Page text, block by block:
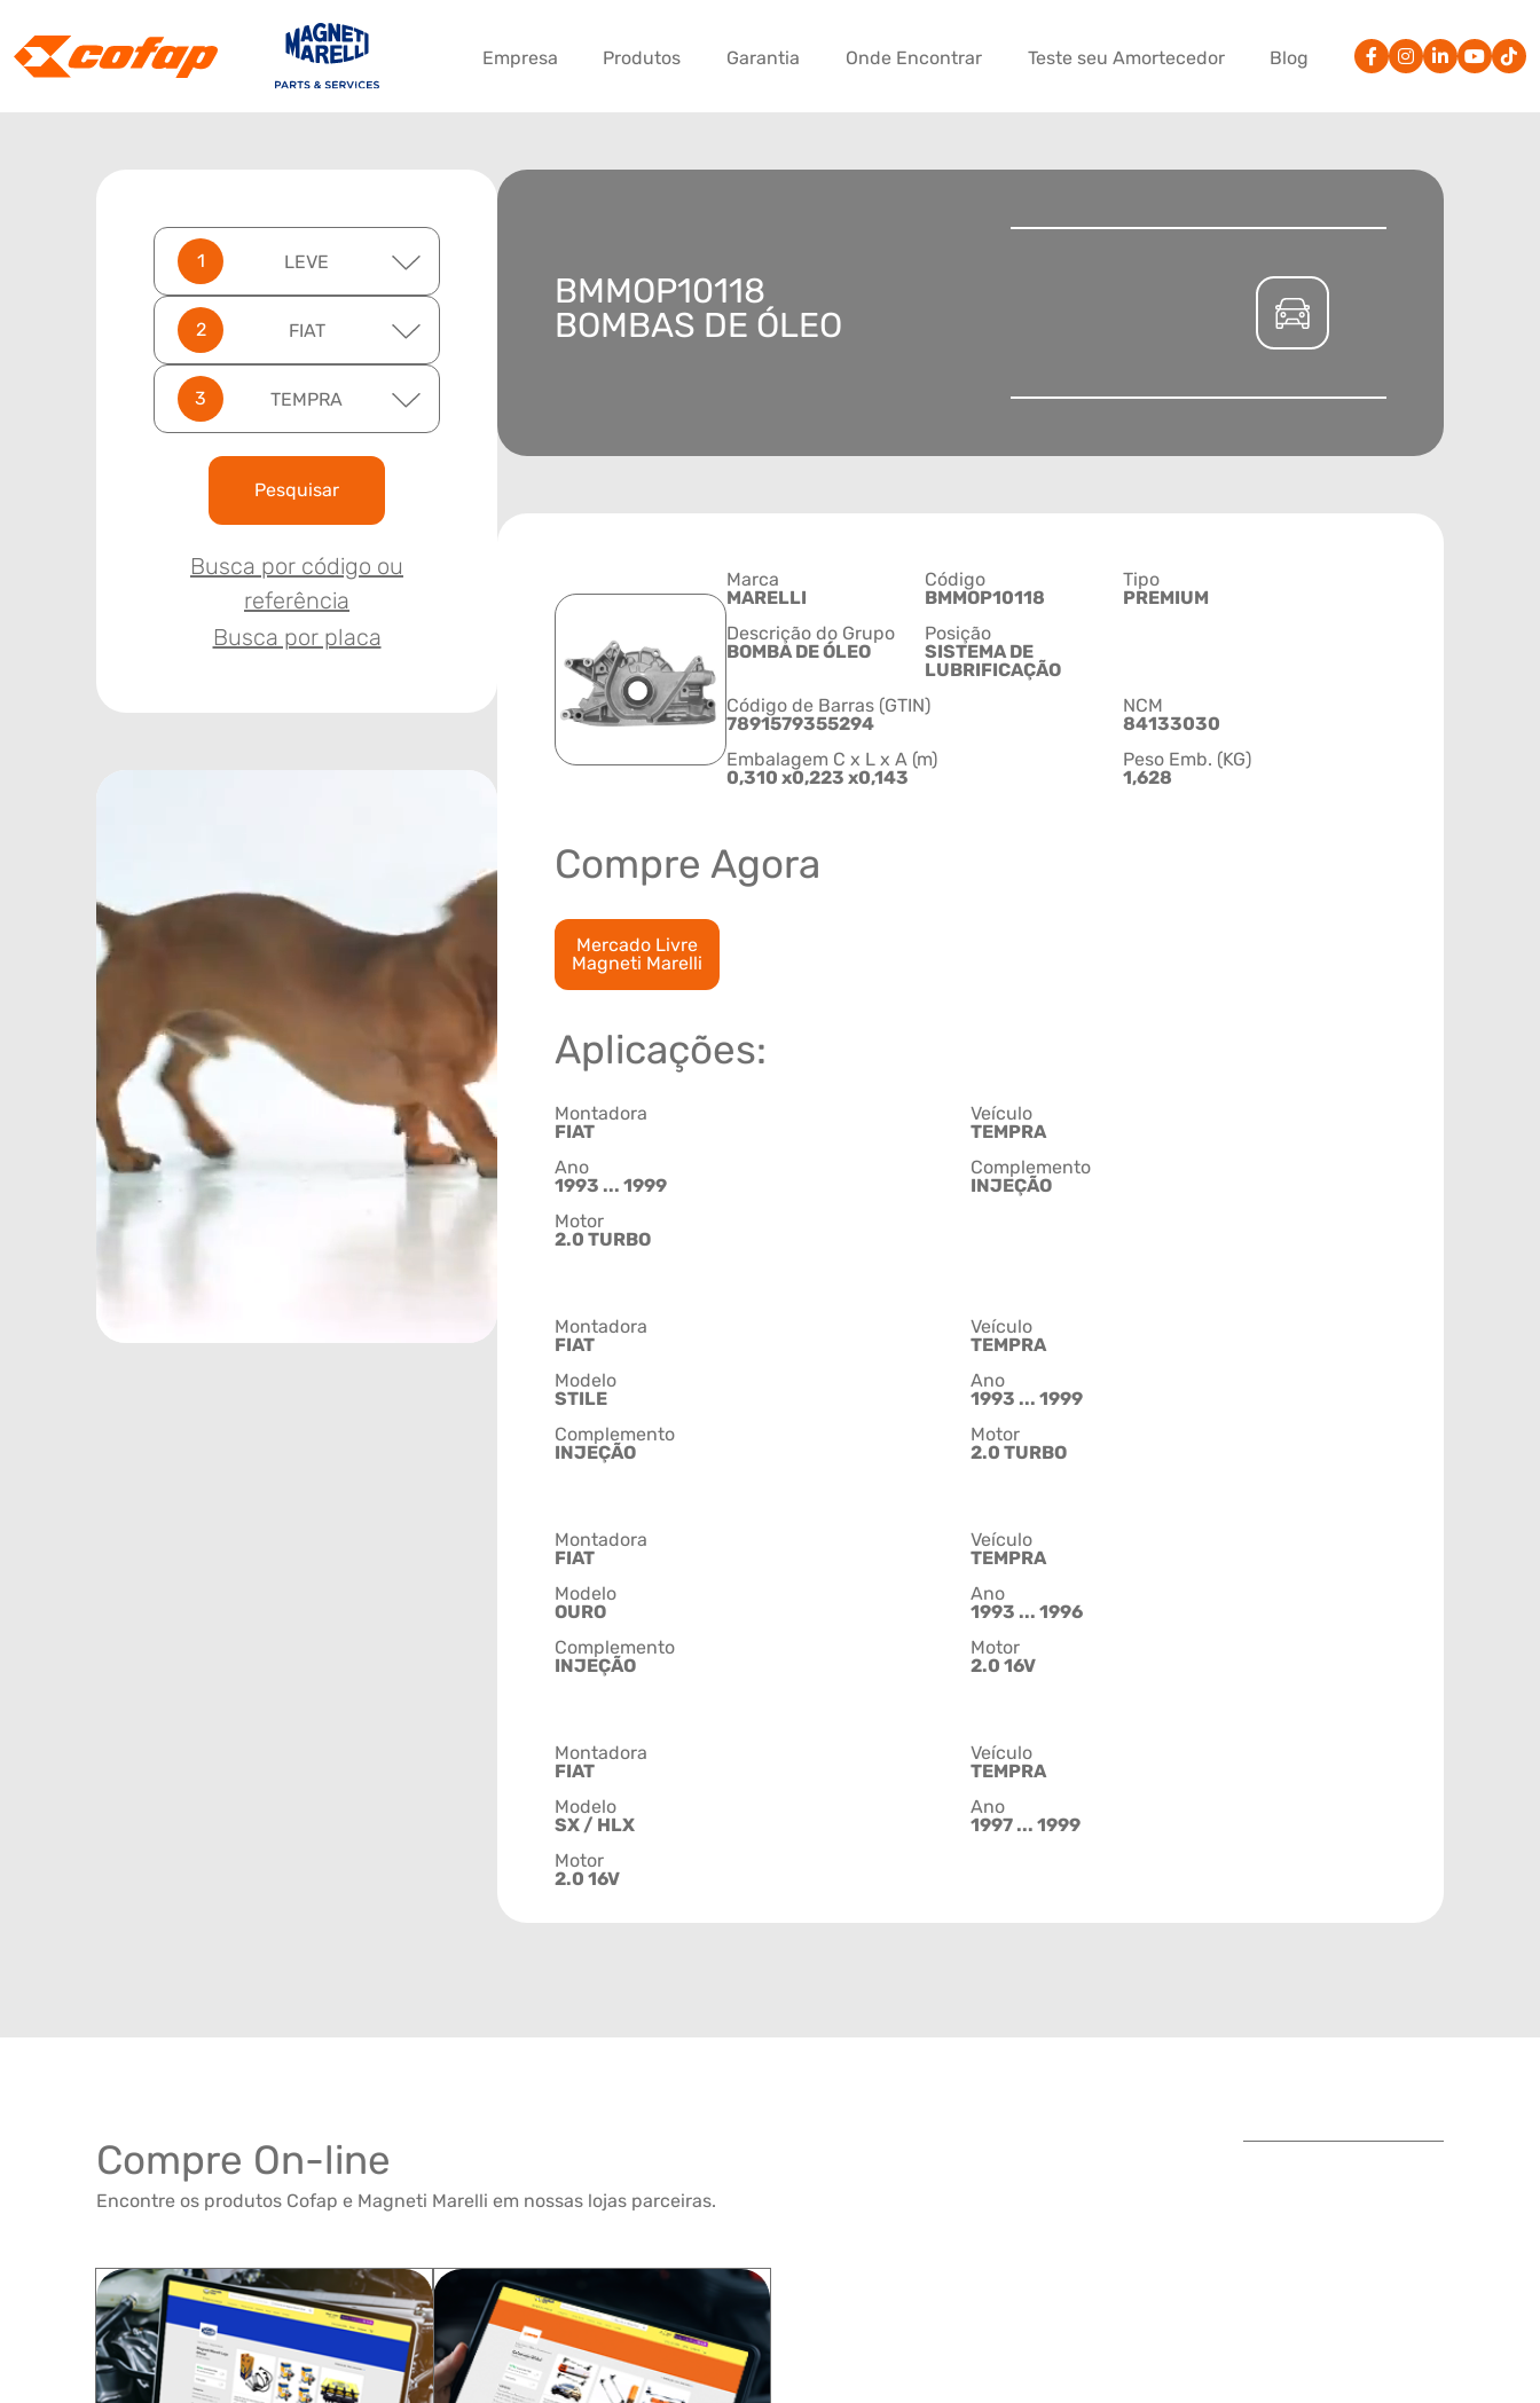
Empresa Produtos Garantia Onde Encontrar Teste seu Amortecedor Blog
LEVE
FIAT
TEMPRA
Pesquisar
Busca por código ou
referência
Busca por placa
BMMOP10118
BOMBAS DE ÓLEO
Marca
MARELLI
Código
BMMOP10118
Tipo
PREMIUM
Descrição do Grupo
BOMBA DE ÓLEO
Posição
SISTEMA DE
LUBRIFICAÇÃO
Código de Barras (GTIN)
7891579355294
NCM
84133030
Embalagem C x L x A (m)
0,310 x0,223 x0,143
Peso Emb. (KG)
1,628
Compre Agora
Mercado Livre
Magneti Marelli
Aplicações:
Montadora
FIAT
Veículo
TEMPRA
Ano
1993 ... 1999
Complemento
INJEÇÃO
Motor
2.0 TURBO
Montadora
FIAT
Veículo
TEMPRA
Modelo
STILE
Ano
1993 ... 1999
Complemento
INJEÇÃO
Motor
2.0 TURBO
Montadora
FIAT
Veículo
TEMPRA
Modelo
OURO
Ano
1993 ... 1996
Complemento
INJEÇÃO
Motor
2.0 16V
Montadora
FIAT
Veículo
TEMPRA
Modelo
SX / HLX
Ano
1997 ... 1999
Motor
2.0 16V
Compre On-line
Encontre os produtos Cofap e Magneti Marelli em nossas lojas parceiras.